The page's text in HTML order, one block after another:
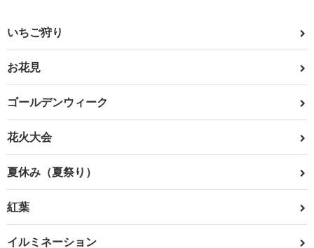
いちご狩り
お花見
ゴールデンウィーク
花火大会
夏休み（夏祭り）
紅葉
イルミネーション